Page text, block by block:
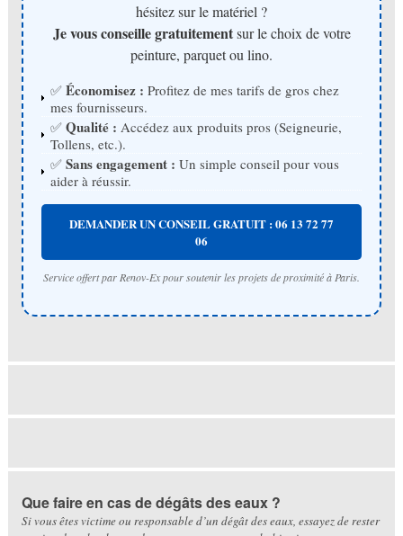
hésitez sur le matériel ?
Je vous conseille gratuitementsur le choix de votre
peinture, parquet ou lino.
✅ Économisez : Profitez de mes tarifs de gros chez
mes fournisseurs.
✅ Qualité : Accédez aux produits pros (Seigneurie,
Tollens, etc.).
✅ Sans engagement : Un simple conseil pour vous
aider à réussir.
DEMANDER UN CONSEIL GRATUIT : 06 13 72 77
06
Service offert par Renov-Ex pour soutenir les projets de proximité à Paris.
Que faire en cas de dégâts des eaux ?
Si vous êtes victime ou responsable d’un dégât des eaux, essayez de rester